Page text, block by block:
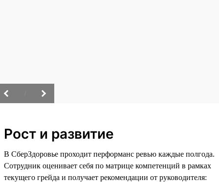
Рост и развитие
В СберЗдоровье проходит перформанс ревью каждые полгода.
Сотрудник оценивает себя по матрице компетенций в рамках
текущего грейда и получает рекомендации от руководителя: